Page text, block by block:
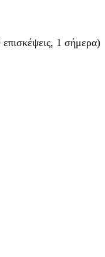
επισκέψεις, 1 σήμερα)